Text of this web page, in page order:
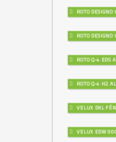
ROTO
ROTO
ROTO Q-4 EDS
ROTO Q-4 H2
VELUX DKL
VELUX EDW